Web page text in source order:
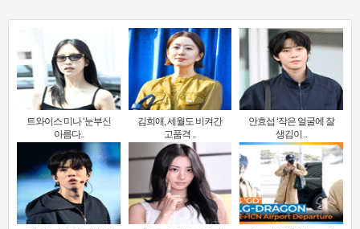
트와이스 미나 ‘눈부신
아름다..
김희애, 세월도 비켜간
고품격 ..
안효섭 ‘작은 얼굴에 잘
생김이 ..